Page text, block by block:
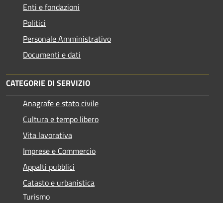
Enti e fondazioni
Politici
Personale Amministrativo
Documenti e dati
CATEGORIE DI SERVIZIO
Anagrafe e stato civile
Cultura e tempo libero
Vita lavorativa
Imprese e Commercio
Appalti pubblici
Catasto e urbanistica
Turismo